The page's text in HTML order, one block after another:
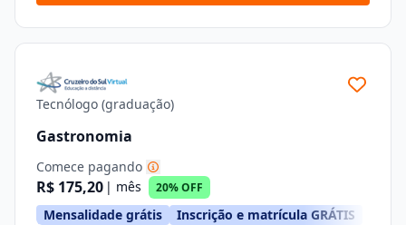
Tecnólogo (graduação)
Gastronomia
Comece pagando
R$ 175,20 | mês 20% OFF
Mensalidade grátis Inscrição e matrícula GRÁTIS